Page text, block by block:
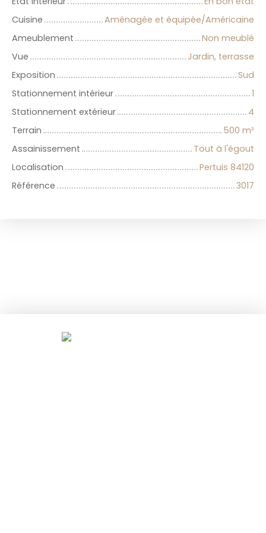
Cuisine
Aménagée et équipée/Américaine
Ameublement
Non meublé
Vue
Jardin, terrasse
Exposition
Sud
Stationnement intérieur
1
Stationnement extérieur
4
Terrain
500 m²
Assainissement
Tout à l'égout
Localisation
Pertuis 84120
Référence
3017